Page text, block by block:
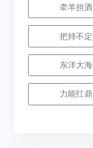
牵羊担酒
把持不定
东洋大海
力能扛鼎